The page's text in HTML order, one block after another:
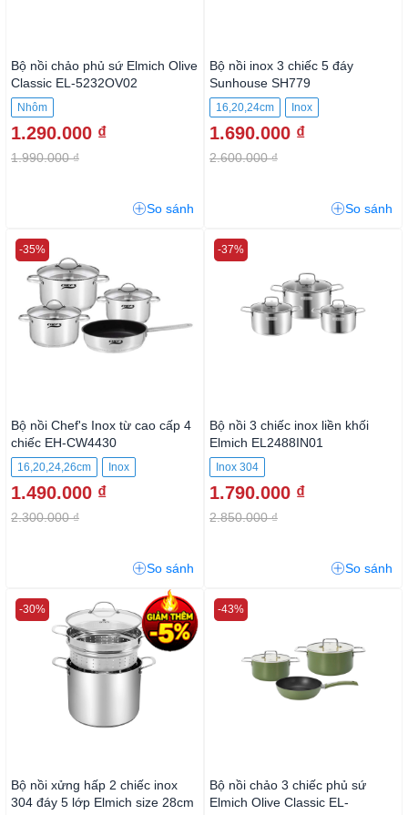
Bộ nồi chảo phủ sứ Elmich Olive
Classic EL-5232OV02
Nhôm
1.290.000 ₫
1.990.000 ₫
So sánh
Bộ nồi inox 3 chiếc 5 đáy
Sunhouse SH779
16,20,24cm Inox
1.690.000 ₫
2.600.000 ₫
So sánh
Bộ nồi Chef's Inox từ cao cấp 4
chiếc EH-CW4430
16,20,24,26cm Inox
1.490.000 ₫
2.300.000 ₫
-35%
So sánh
Bộ nồi 3 chiếc inox liền khối
Elmich EL2488IN01
Inox 304
1.790.000 ₫
2.850.000 ₫
-37%
So sánh
Bộ nồi xửng hấp 2 chiếc inox
304 đáy 5 lớp Elmich size 28cm
-30%
Bộ nồi chảo 3 chiếc phủ sứ
Elmich Olive Classic EL-
-43%